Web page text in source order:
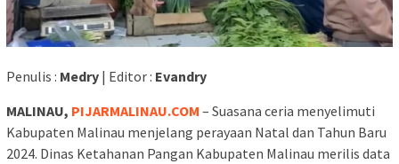
Penulis : Medry | Editor : Evandry
MALINAU, PIJARMALINAU.COM – Suasana ceria menyelimuti
Kabupaten Malinau menjelang perayaan Natal dan Tahun Baru
2024. Dinas Ketahanan Pangan Kabupaten Malinau merilis data